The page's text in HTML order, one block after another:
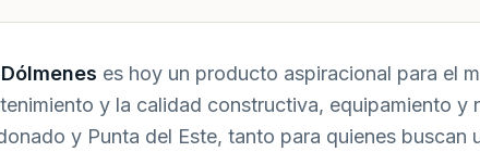
es hoy un producto aspiracional para el
y la calidad constructiva, equipamiento
y Punta del Este, tanto para quienes